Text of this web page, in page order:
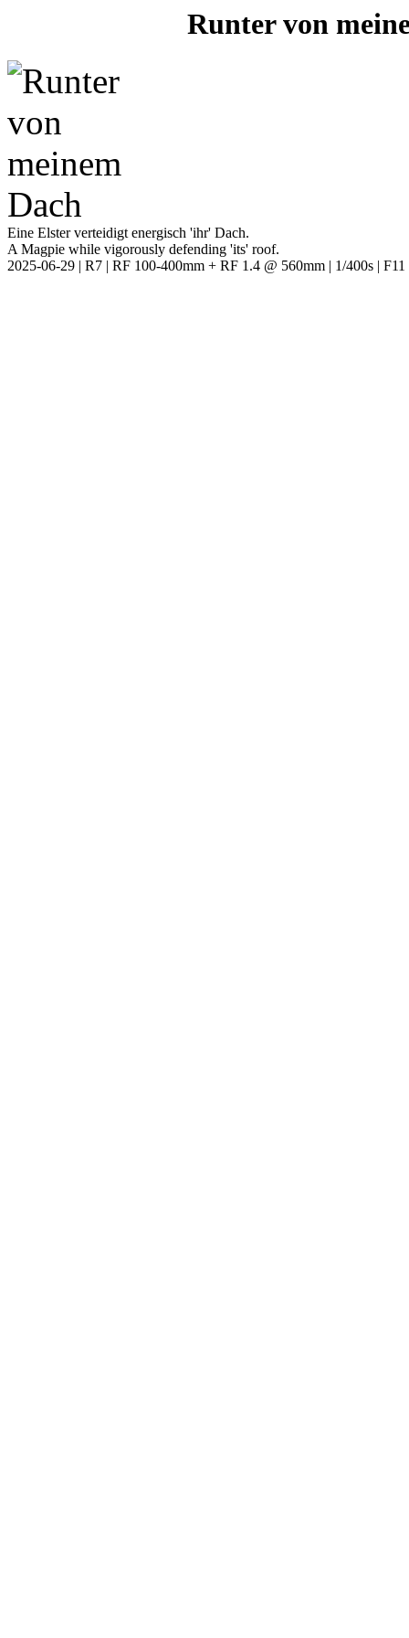
Runter von
Eine Elster verteidigt energisch 'ihr' Dach.
A Magpie while vigorously defending 'its' roof.
2025-06-29 | R7 | RF 100-400mm + RF 1.4 @ 560mm | 1/400s |